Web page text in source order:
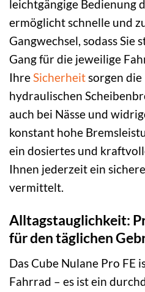
leichtgängige Bedienung
ermöglicht schnelle und
Gangwechsel, sodass Sie
Gang für die jeweilige
Ihre Sicherheit sorgen
hydraulischen
auch bei Nässe und
konstant hohe
ein dosiertes und
Ihnen jederzeit ein
vermittelt.
Alltagstauglichkeit:
für den täglichen
Das Cube Nulane Pro FE
Fahrrad – es ist ein